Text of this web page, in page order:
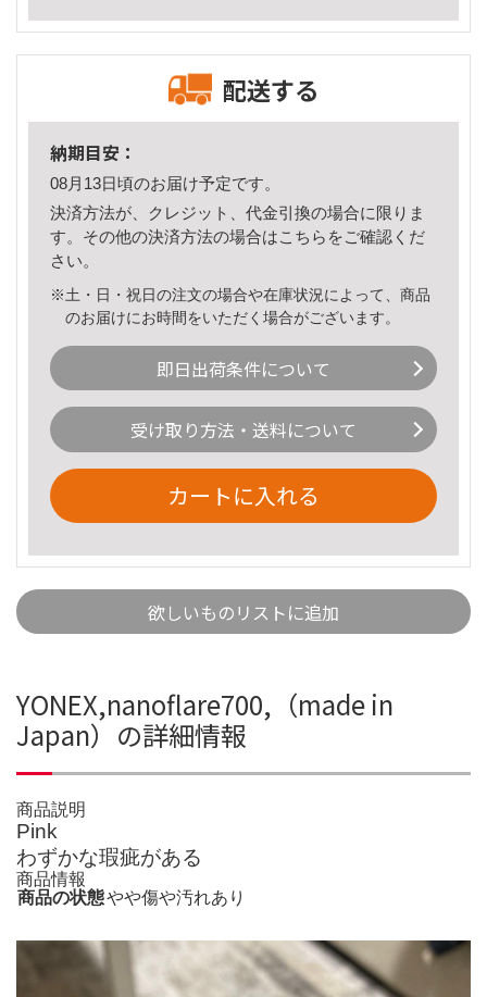
配送する
納期目安：
08月13日頃のお届け予定です。
決済方法が、クレジット、代金引換の場合に限りま
す。その他の決済方法の場合はこちら をご確認くだ
さい。
※土・日・祝日の注文の場合や在庫状況によって、商品
のお届けにお時間をいただく場合がございます。
即日出荷条件について
受け取り方法・送料について
カートに入れる
欲しいものリストに追加
YONEX,nanoflare700,（made in
Japan）の詳細情報
商品説明
Pink
わずかな瑕疵がある
商品情報
商品の状態やや傷や汚れあり